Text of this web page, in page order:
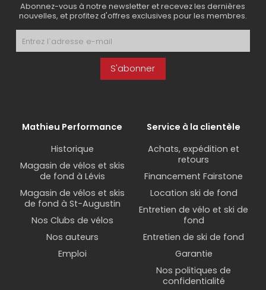
Abonnez-vous à notre newsletter et recevez les dernières
nouvelles, et profitez d'offres exclusives pour les membres.
S'abonner
Mathieu Performance
Historique
Magasin de vélos et skis
de fond à Lévis
Magasin de vélos et skis
de fond à St-Augustin
Nos Clubs de vélos
Nos auteurs
Emploi
Service à la clientèle
Achats, expédition et
retours
Financement Fairstone
Location ski de fond
Entretien de vélo et ski de
fond
Entretien de ski de fond
Garantie
Nos politiques de
confidentialité